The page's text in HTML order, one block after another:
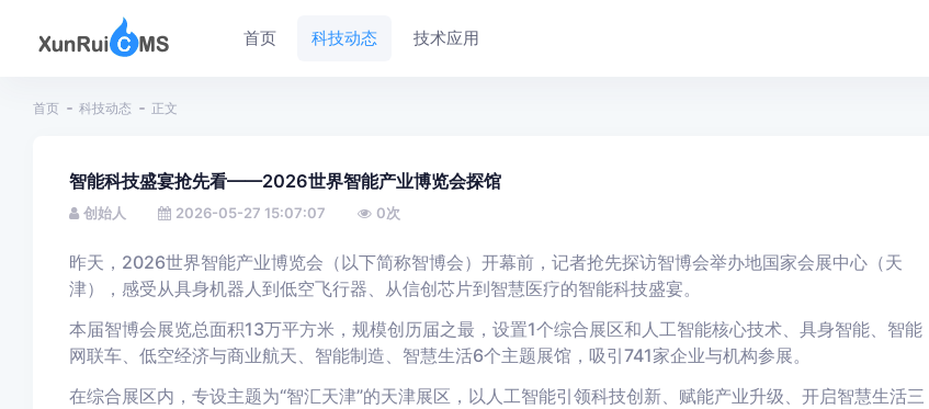
首页 科技动态 技术应用
首页 科技动态 正文
智能科技盛宴抢先看——2026世界智能产业博览会探馆
创始人 2026-05-27 15:07:07 0次
昨天，2026世界智能产业博览会（以下简称智博会）开幕前，记者抢先探访智博会举办地国家会展中心（天
津），感受从具身机器人到低空飞行器、从信创芯片到智慧医疗的智能科技盛宴。
本届智博会展览总面积13万平方米，规模创历届之最，设置1个综合展区和人工智能核心技术、具身智能、智能
网联车、低空经济与商业航天、智能制造、智慧生活6个主题展馆，吸引741家企业与机构参展。
在综合展区内，专设主题为“智汇天津”的天津展区，以人工智能引领科技创新、赋能产业升级、开启智慧生活三